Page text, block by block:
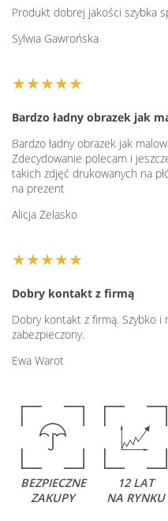
Produkt dobrej jakości szybka
Sylwia Gawrońska
★★★★★
Bardzo ładny obrazek jak
Bardzo ładny obrazek jak
Zdecydowanie polecam i
takich zdjęć drukowanych na
na prezent
Alicja Żelasko
★★★★★
Dobry kontakt z firmą
Dobry kontakt z firmą. Szybko
zabezpieczony.
Ewa Warot
BEZPIECZNE
ZAKUPY
12 LAT
NA RYNKU